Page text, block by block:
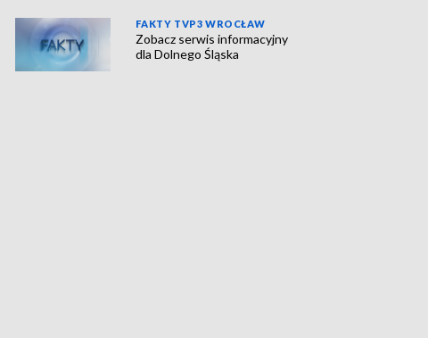
FAKTY TVP3 WROCŁAW
Zobacz serwis informacyjny
dla Dolnego Śląska